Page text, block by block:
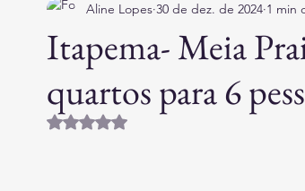
Argentina: Buenos Aires Brasil: Bahia
Itália: Casa Temporada Guia de Viagens e
Itapema- Meia
quartos para 6
Aline Lopes 30 de dez. de 2024 1 min
Avaliado com NaN de 5 estrelas.